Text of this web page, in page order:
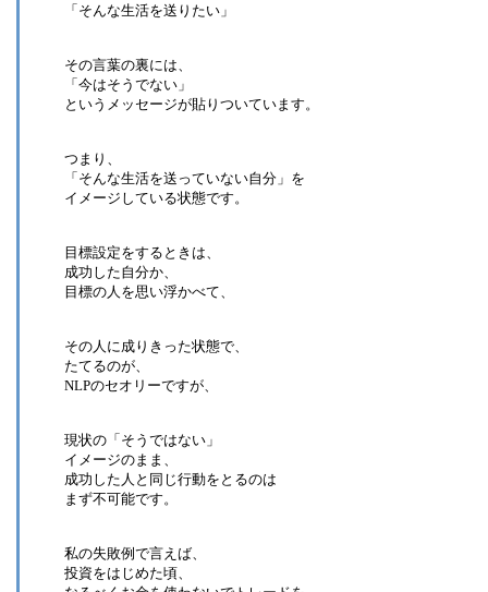
「そんな生活を送りたい」
その言葉の裏には、
「今はそうでない」
というメッセージが貼りついています。
つまり、
「そんな生活を送っていない自分」を
イメージしている状態です。
目標設定をするときは、
成功した自分か、
目標の人を思い浮かべて、
その人に成りきった状態で、
たてるのが、
NLPのセオリーですが、
現状の「そうではない」
イメージのまま、
成功した人と同じ行動をとるのは
まず不可能です。
私の失敗例で言えば、
投資をはじめた頃、